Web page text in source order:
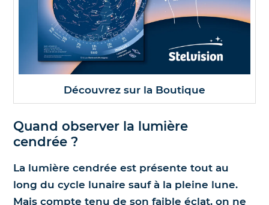
Découvrez sur la Boutique
Quand observer la lumière
cendrée ?
La lumière cendrée est présente tout au
long du cycle lunaire sauf à la pleine lune.
Mais compte tenu de son faible éclat, on ne